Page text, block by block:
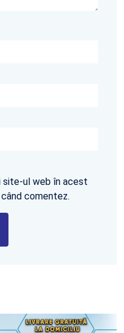
site-ul web în acest
comentez.